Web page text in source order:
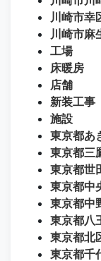
川崎市幸
川崎市麻
工場
床暖房
店舗
新装工事
施設
東京都あ
東京都三
東京都世
東京都中
東京都中
東京都八
東京都北
東京都千